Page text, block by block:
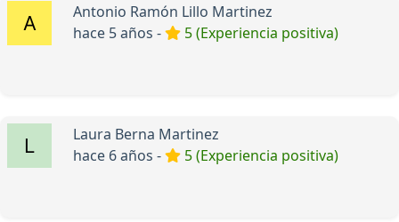
Antonio Ramón Lillo Martinez
hace 5 años -
5 (Experiencia positiva)
Laura Berna Martinez
hace 6 años -
5 (Experiencia positiva)